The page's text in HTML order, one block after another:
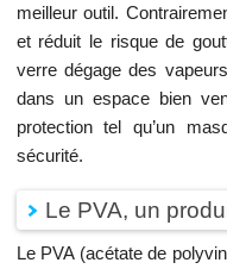
meilleur outil.
et réduit le risque de
verre dégage des
dans un espace bien
protection tel qu’un
sécurité.
Le PVA, un
Le PVA (acétate de